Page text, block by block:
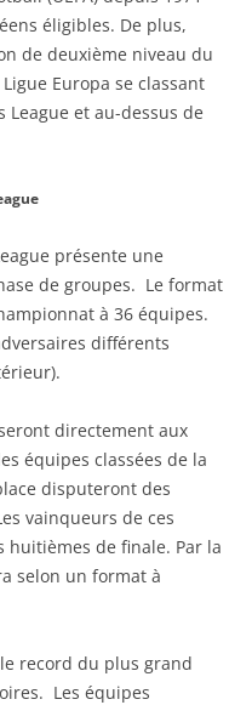
éligibles. De plus,
de deuxième niveau du
Europa se classant
League et au-dessus de
présente une
de groupes. Le format
à 36 équipes.
différents
directement aux
équipes classées de la
disputeront des
vainqueurs de ces
de finale. Par la
selon un format à
record du plus grand
Les équipes